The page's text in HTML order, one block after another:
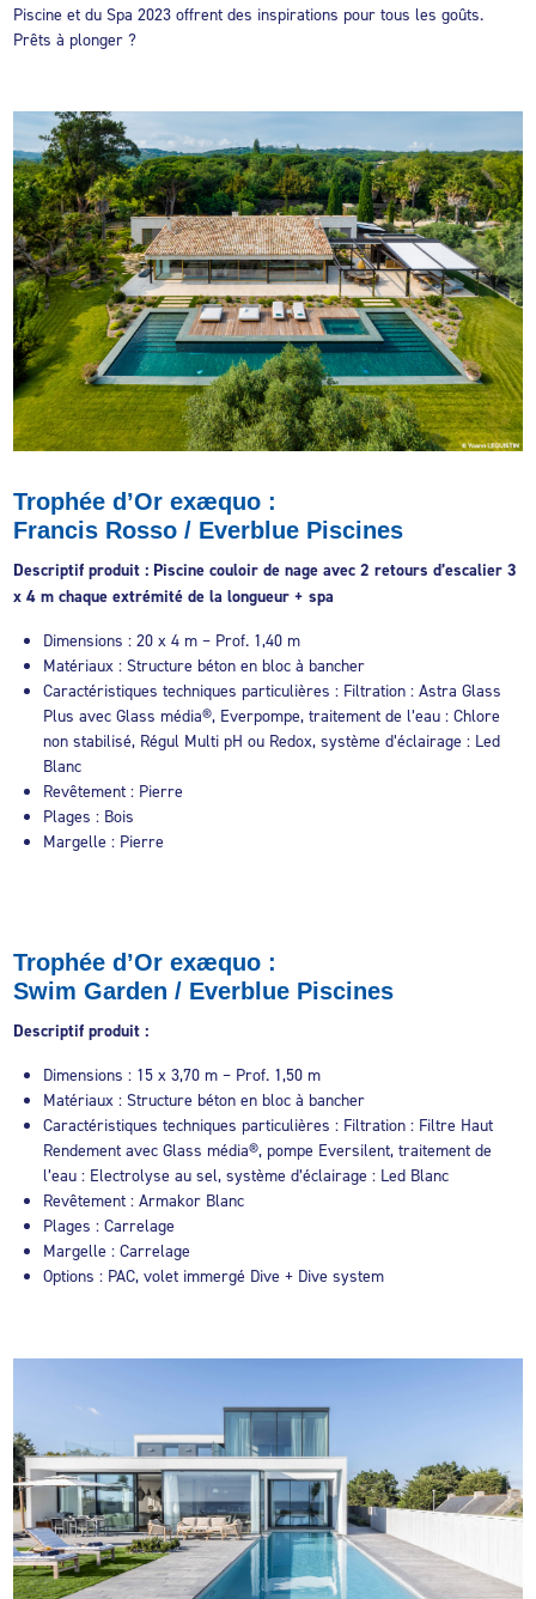
Piscine et du Spa 2023 offrent des inspirations pour tous les goûts.
Prêts à plonger ?
Trophée d’Or exæquo :
Francis Rosso / Everblue Piscines
Descriptif produit : Piscine couloir de nage avec 2 retours d’escalier 3
x 4 m chaque extrémité de la longueur + spa
Dimensions : 20 x 4 m – Prof. 1,40 m
Matériaux : Structure béton en bloc à bancher
Caractéristiques techniques particulières : Filtration : Astra Glass
Plus avec Glass média®, Everpompe, traitement de l’eau : Chlore
non stabilisé, Régul Multi pH ou Redox, système d’éclairage : Led
Blanc
Revêtement : Pierre
Plages : Bois
Margelle : Pierre
Trophée d’Or exæquo :
Swim Garden / Everblue Piscines
Descriptif produit :
Dimensions : 15 x 3,70 m – Prof. 1,50 m
Matériaux : Structure béton en bloc à bancher
Caractéristiques techniques particulières : Filtration : Filtre Haut
Rendement avec Glass média®, pompe Eversilent, traitement de
l’eau : Electrolyse au sel, système d’éclairage : Led Blanc
Revêtement : Armakor Blanc
Plages : Carrelage
Margelle : Carrelage
Options : PAC, volet immergé Dive + Dive system